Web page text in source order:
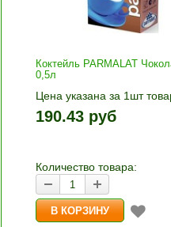
Коктейль PARMALAT
0,5л
Цена указана за 1шт
1шт прибавляется
и «-». Выберите нужное
190.43 руб
Количество товара: